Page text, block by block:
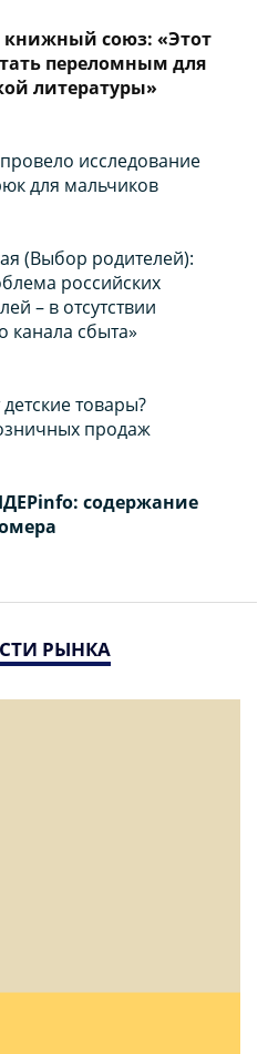
книжный союз: «Этот
переломным для
литературы»
исследование
для мальчиков
(Выбор родителей):
российских
– в отсутствии
канала сбыта»
товары?
продаж
содержание
РЫНКА